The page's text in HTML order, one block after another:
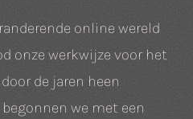
online wereld
onze werkwijze voor het
de jaren heen
we met een